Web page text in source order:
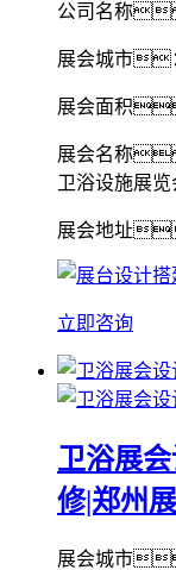
公司名称
展会城市
展会面积
展会名称
卫浴设施展览
展会地址
立即咨询
卫浴展
修|郑州
展会城市